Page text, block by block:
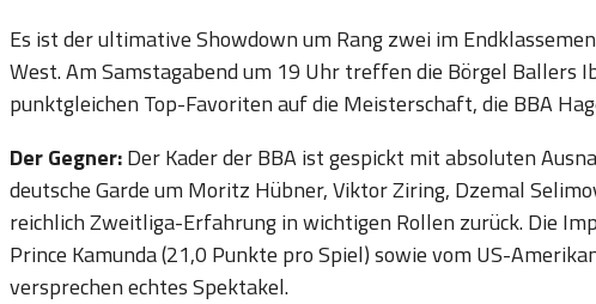
Es ist der ultimative Showdown um Rang zwei im
West. Am Samstagabend um 19 Uhr treffen die Börgel Ballers
punktgleichen Top-Favoriten auf die Meisterschaft, die BBA
Der Gegner:Der Kader der BBA ist gespickt mit absoluten
deutsche Garde um Moritz Hübner, Viktor Ziring, Dzemal
reichlich Zweitliga-Erfahrung in wichtigen Rollen zurück. Die
Prince Kamunda (21,0 Punkte pro Spiel) sowie vom US-
versprechen echtes Spektakel.